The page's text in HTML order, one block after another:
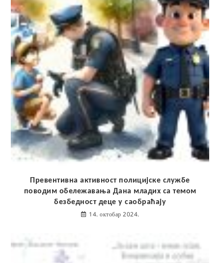
Превентивна активност полицијске службе
поводим обележавања Дана младих са темом
безбедност деце у саобраћају
14. октобар 2024.